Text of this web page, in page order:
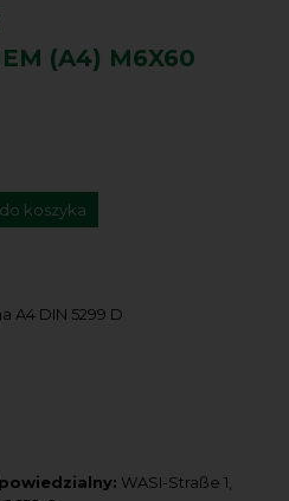
(A4) M6X60
koszyka
A4 DIN 5299 D
WASI-Straße 1,